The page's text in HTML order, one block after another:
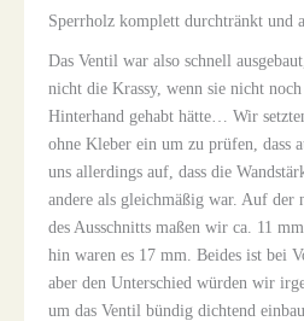
Sperrholz komplett durchtränkt und
Das Ventil war also schnell
nicht die Krassy, wenn sie nicht
Hinterhand gehabt hätte… Wir
ohne Kleber ein um zu prüfen, dass
uns allerdings auf, dass die
andere als gleichmäßig war. Auf der
des Ausschnitts maßen wir ca. 11
hin waren es 17 mm. Beides ist bei
aber den Unterschied würden wir
um das Ventil bündig dichtend